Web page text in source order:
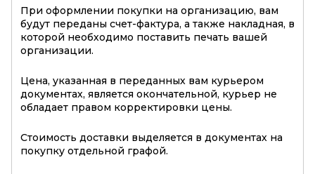
При оформлении покупки на организацию, вам
будут переданы счет-фактура, а также накладная, в
которой необходимо поставить печать вашей
организации.
Цена, указанная в переданных вам курьером
документах, является окончательной, курьер не
обладает правом корректировки цены.
Стоимость доставки выделяется в документах на
покупку отдельной графой.